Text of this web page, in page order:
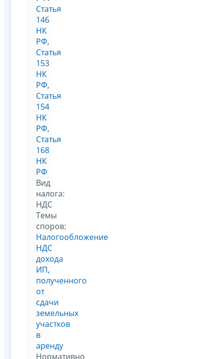
Статья
146
НК
РФ,
Статья
153
НК
РФ,
Статья
154
НК
РФ,
Статья
168
НК
РФ
Вид
налога:
НДС
Темы
споров:
Налогообложение
НДС
дохода
ИП,
полученного
от
сдачи
земельных
участков
в
аренду
Нормативно